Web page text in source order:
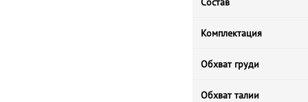
Комплектация
Обхват груди
Обхват талии